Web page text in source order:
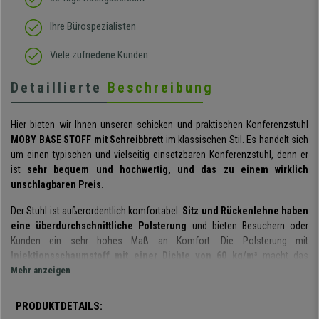
Ihre Bürospezialisten
Viele zufriedene Kunden
Detaillierte Beschreibung
Hier bieten wir Ihnen unseren schicken und praktischen Konferenzstuhl
MOBY BASE STOFF mit Schreibbrett im klassischen Stil. Es handelt sich
um einen typischen und vielseitig einsetzbaren Konferenzstuhl, denn er
ist sehr bequem und hochwertig, und das zu einem wirklich
unschlagbaren Preis.
Der Stuhl ist außerordentlich komfortabel. Sitz und Rückenlehne haben
eine überdurchschnittliche Polsterung und bieten Besuchern oder
Kunden ein sehr hohes Maß an Komfort. Die Polsterung mit
Injektionsschaumstoff mit einer Dichte von 60 kg/m³ macht das
Sitzen viel bequemer. Dieser Schaumstoff wird in eine geschlossene
und sich bei Gebrauch oder im Laufe der Zeit nicht verformt. Das
Mehr anzeigen
PRODUKTDETAILS: